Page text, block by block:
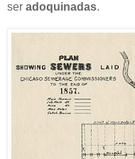
ser adoquinadas.